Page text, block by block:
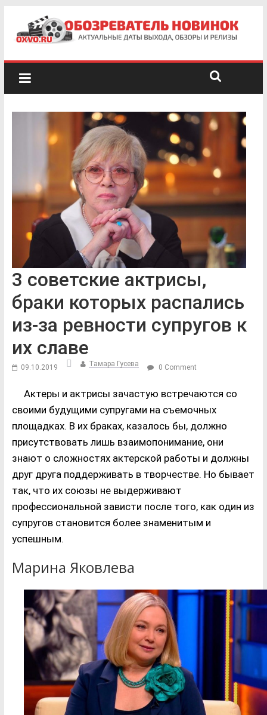
3 советские актрисы,
браки которых распались
из-за ревности супругов к
их славе
09.10.2019 Тамара Гусева 0 Comment
Актеры и актрисы зачастую встречаются со
своими будущими супругами на съемочных
площадках. В их браках, казалось бы, должно
присутствовать лишь взаимопонимание, они
знают о сложностях актерской работы и должны
друг друга поддерживать в творчестве. Но бывает
так, что их союзы не выдерживают
профессиональной зависти после того, как один из
супругов становится более знаменитым и
успешным.
Марина Яковлева